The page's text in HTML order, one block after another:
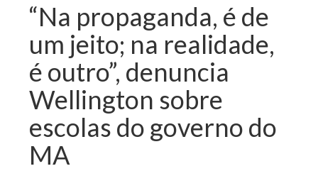
“Na propaganda, é de
um jeito; na realidade,
é outro”, denuncia
Wellington sobre
escolas do governo do
MA